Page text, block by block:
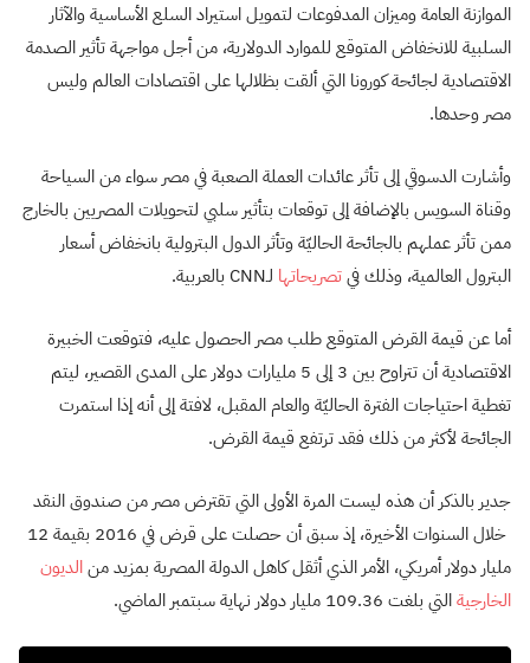
الموازنة العامة وميزان المدفوعات لتمويل استيراد السلع الأساسية والآثار
السلبية للانخفاض المتوقع للموارد الدولارية، من أجل مواجهة تأثير الصدمة
الاقتصادية لجائحة كورونا التي ألقت بظلالها على اقتصادات العالم وليس
مصر وحدها.
وأشارت الدسوقي إلى تأثر عائدات العملة الصعبة في مصر سواء من السياحة
وقناة السويس بالإضافة إلى توقعات بتأثير سلبي لتحويلات المصريين بالخارج
ممن تأثر عملهم بالجائحة الحاليّة وتأثر الدول البترولية بانخفاض أسعار
البترول العالمية، وذلك فيتصريحاتها لـCNN بالعربية.
أما عن قيمة القرض المتوقع طلب مصر الحصول عليه، فتوقعت الخبيرة
الاقتصادية أن تتراوح بين 3 إلى 5 مليارات دولار على المدى القصير، ليتم
تغطية احتياجات الفترة الحاليّة والعام المقبل، لافتة إلى أنه إذا استمرت
الجائحة لأكثر من ذلك فقد ترتفع قيمة القرض.
جدير بالذكر أن هذه ليست المرة الأولى التي تقترض مصر من صندوق النقد
خلال السنوات الأخيرة، إذ سبق أن حصلت على قرض في 2016 بقيمة 12
مليار دولار أمريكي، الأمر الذي أثقل كاهل الدولة المصرية بمزيد منالديون
الخارجيةالتي بلغت 109.36 مليار دولار نهاية سبتمبر الماضي.